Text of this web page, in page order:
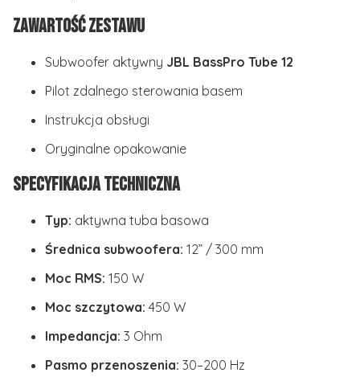
Zawartość zestawu
Subwoofer aktywny JBL BassPro Tube 12
Pilot zdalnego sterowania basem
Instrukcja obsługi
Oryginalne opakowanie
Specyfikacja techniczna
Typ: aktywna tuba basowa
Średnica subwoofera: 12” / 300 mm
Moc RMS: 150 W
Moc szczytowa: 450 W
Impedancja: 3 Ohm
Pasmo przenoszenia: 30–200 Hz